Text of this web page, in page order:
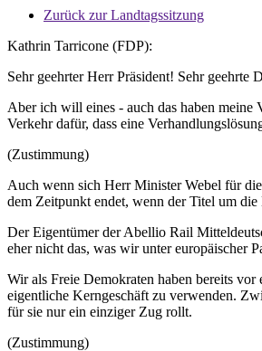
Zurück zur Landtagssitzung
Kathrin Tarricone (FDP):
Sehr geehrter Herr Präsident! Sehr geehrte
Aber ich will eines - auch das haben
Verkehr dafür, dass eine
(Zustimmung)
Auch wenn sich Herr Minister Webel für
dem Zeitpunkt endet, wenn der Titel um
Der Eigentümer der Abellio Rail
eher nicht das, was wir unter europäischer
Wir als Freie Demokraten haben bereits
eigentliche Kerngeschäft zu verwenden.
für sie nur ein einziger Zug rollt.
(Zustimmung)